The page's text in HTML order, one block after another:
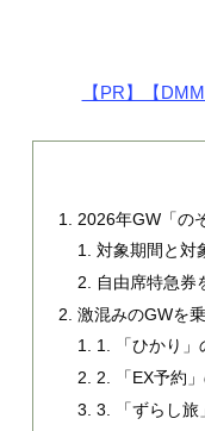
【PR】【
2026年GW「の
対象期間と対
自由席特急券
激混みのGWを
1. 「ひかり」
2. 「EX予約
3. 「ずらし旅